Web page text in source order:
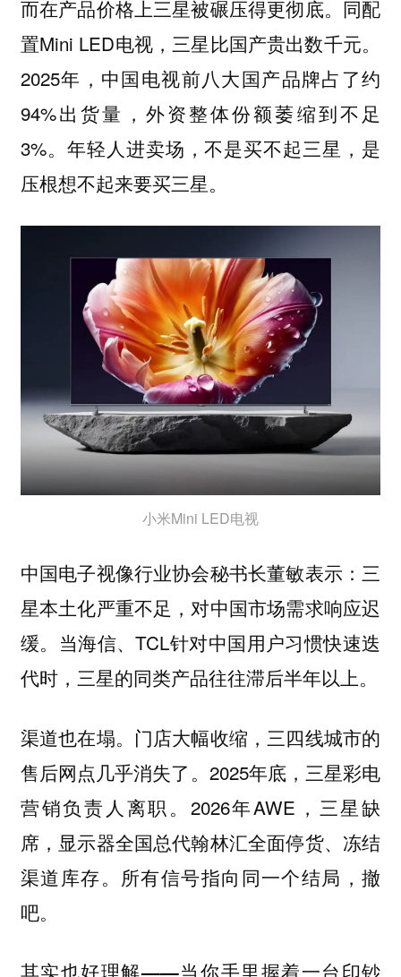
而在产品价格上三星被碾压得更彻底。同配
置Mini LED电视，三星比国产贵出数千元。
2025年，中国电视前八大国产品牌占了约
94%出货量，外资整体份额萎缩到不足
3%。 年轻人进卖场，不是买不起三星，是
压根想不起来要买三星。
小米Mini LED电视
中国电子视像行业协会秘书长董敏表示：三
星本土化严重不足，对中国市场需求响应迟
缓。当海信、TCL针对中国用户习惯快速迭
代时，三星的同类产品往往滞后半年以上。
渠道也在塌。门店大幅收缩，三四线城市的
售后网点几乎消失了。2025年底，三星彩电
营销负责人离职。2026年AWE，三星缺
席，显示器全国总代翰林汇全面停货、冻结
渠道库存。所有信号指向同一个结局，撤
吧。
其实也好理解——当你手里握着一台印钞